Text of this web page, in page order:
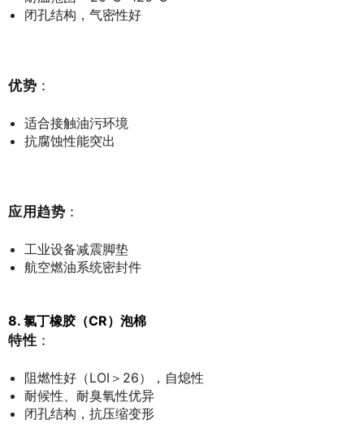
闭孔结构，气密性好
优势 ：
适合接触油污环境
抗腐蚀性能突出
应用趋势 ：
工业设备减震脚垫
航空燃油系统密封件
8. 氯丁橡胶（CR）泡棉
特性 ：
阻燃性好（LOI＞26），自熄性
耐候性、耐臭氧性优异
闭孔结构，抗压缩变形